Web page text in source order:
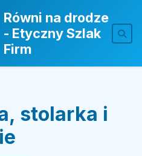
Równi na drodze
- Etyczny Szlak
Firm
stolarka i